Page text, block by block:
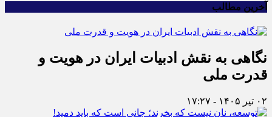
آخرین مطالب
نگاهی به نقش ادبیات ایران در هویت و
قدرت ملی
۰۲ تیر ۱۴۰۵ - ۱۷:۲۷